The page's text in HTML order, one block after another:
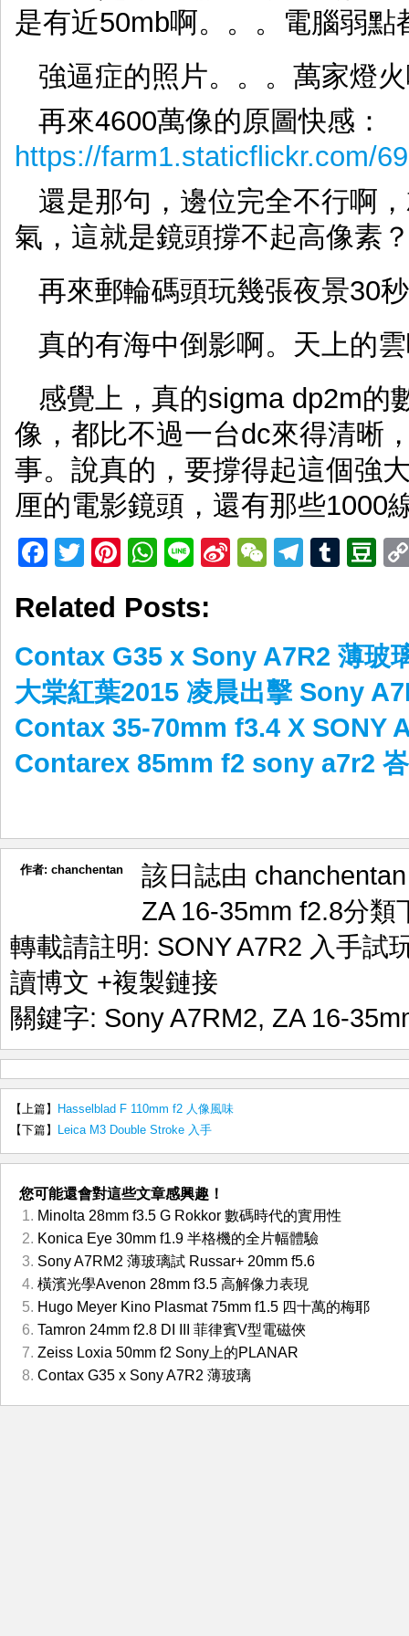
是有近50mb啊。。。電腦弱點
強逼症的照片。。。萬家燈
再來4600萬像的原圖快感：
https://farm1.staticflickr.com/
還是那句，邊位完全不行啊
氣，這就是鏡頭撐不起高像素
再來郵輪碼頭玩幾張夜景30
真的有海中倒影啊。天上的
感覺上，真的sigma dp2m的
像，都比不過一台dc來得清晰
事。說真的，要撐得起這個強
厘的電影鏡頭，還有那些1000
Facebook
TwitterPinterest
WhatsApp
LineSinaWeChat
Related Posts:
Contax G35 x Sony A7R2 薄玻
大棠紅葉2015 凌晨出擊 Sony
Contax 35-70mm f3.4 X SONY
Contarex 85mm f2 sony a7r2
作者: chanchentan
該日誌由
ZA 16-35mm f2.8分類
轉載請註明: SONY A7R2 入手試
讀博文 +複製鏈接
關鍵字: Sony A7RM2, ZA 16-
【上篇】
Hasselblad F 110mm f2 人像風味
【下篇】
Leica M3 Double Stroke 入手
您可能還會對這些文章感興趣！
Minolta 28mm f3.5 G Rokkor 數碼時代的實用性
Konica Eye 30mm f1.9 半格機的全片幅體驗
Sony A7RM2 薄玻璃試 Russar+ 20mm f5.6
橫濱光學Avenon 28mm f3.5 高解像力表現
Hugo Meyer Kino Plasmat 75mm f1.5 四十萬的梅耶
Tamron 24mm f2.8 DI III 菲律賓V型電磁俠
Zeiss Loxia 50mm f2 Sony上的PLANAR
Contax G35 x Sony A7R2 薄玻璃